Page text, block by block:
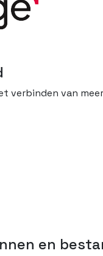
verbinden van
en